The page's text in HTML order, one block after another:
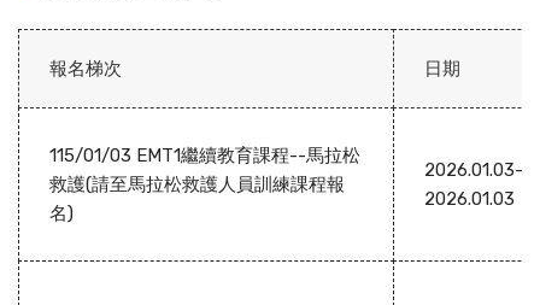
報名梯次 日期
115/01/03 EMT1繼續教育課程--馬拉松
救護(請至馬拉松救護人員訓練課程報
名)
2026.01.03-
2026.01.03